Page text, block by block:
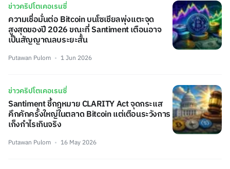
ข่าวคริปโตเคอเรนซี่
ความเชื่อมั่นต่อ Bitcoin บนโซเชียลพุ่งแตะจุด
สูงสุดของปี 2026 ขณะที่ Santiment เตือนอาจ
เป็นสัญญาณลบระยะสั้น
Putawan Pulom 1 Jun 2026
ข่าวคริปโตเคอเรนซี่
Santiment ชี้กฎหมาย CLARITY Act จุดกระแส
คึกคักครั้งใหญ่ในตลาด Bitcoin แต่เตือนระวังการ
เก็งกำไรเกินจริง
Putawan Pulom 16 May 2026